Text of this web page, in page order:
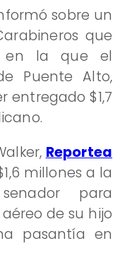
sobre un
que
en la que el
Puente Alto,
entregado $1,7
Reportea
millones a la
para
de su hijo
pasantía en